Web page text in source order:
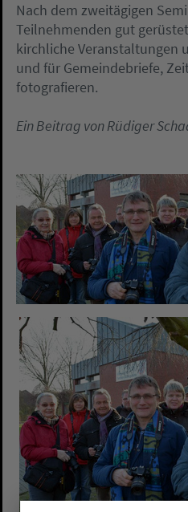
Nach dem zweitägigen
Teilnehmenden gut
kirchliche Veranstaltungen
und für Gemeindebriefe,
fotografieren.
Ein Beitrag von Rüdiger